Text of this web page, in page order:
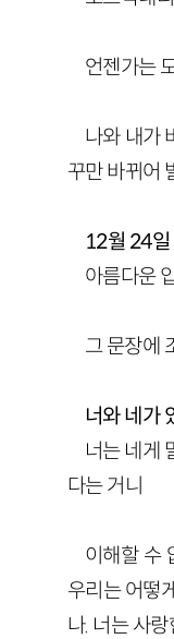
언젠가는
나와 내가
꾸만 바뀌어
12월 24일
아름다운
그 문장에
너와 네가
너는 네게
다는 거니
이해할 수
우리는 어떻
나. 너는 사